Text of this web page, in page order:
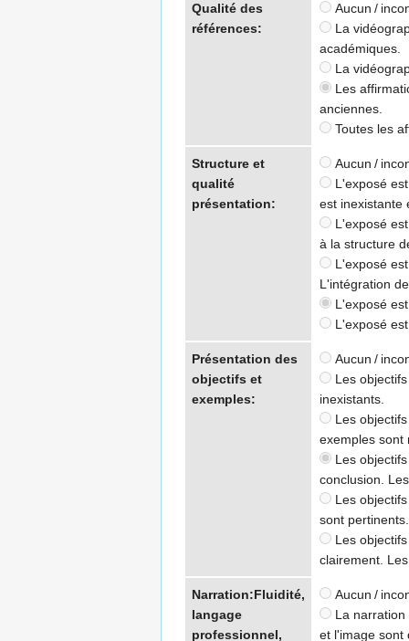
Qualité des
références:
Aucun /
La
académiques.
La
Les
anciennes.
Toutes les
Structure et
qualité
présentation:
Aucun /
L'exposé
est inexistante
L'exposé
à la structure
L'exposé
L'intégration
L'exposé
L'exposé
Présentation des
objectifs et
exemples:
Aucun /
Les
inexistants.
Les
exemples sont
Les
conclusion.
Les
sont pertinents.
Les
clairement.
Narration:Fluidité,
langage
professionnel,
Aucun /
La
et l'image sont